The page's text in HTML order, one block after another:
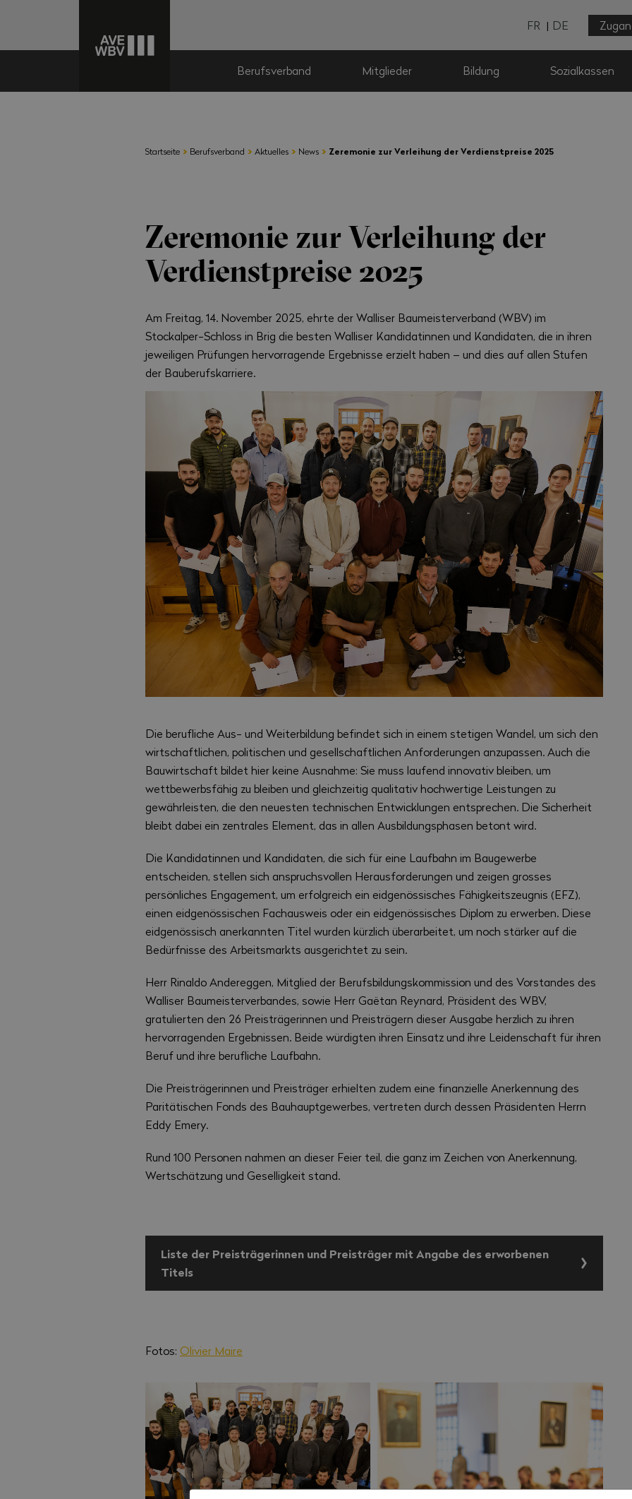
FR DE
Berufsverband Mitglieder Bildung Sozialkassen
Startseite › Berufsverband › Aktuelles › News › Zeremonie zur Verleihung der Verdienstpreise 2025
Zeremonie zur Verleihung der
Verdienstpreise 2025
Am Freitag, 14. November 2025, ehrte der Walliser Baumeisterverband (WBV) im
Stockalper-Schloss in Brig die besten Walliser Kandidatinnen und Kandidaten, die in ihren
jeweiligen Prüfungen hervorragende Ergebnisse erzielt haben – und dies auf allen Stufen
der Bauberufskarriere.
Die berufliche Aus- und Weiterbildung befindet sich in einem stetigen Wandel, um sich den
wirtschaftlichen, politischen und gesellschaftlichen Anforderungen anzupassen. Auch die
Bauwirtschaft bildet hier keine Ausnahme: Sie muss laufend innovativ bleiben, um
wettbewerbsfähig zu bleiben und gleichzeitig qualitativ hochwertige Leistungen zu
gewährleisten, die den neuesten technischen Entwicklungen entsprechen. Die Sicherheit
bleibt dabei ein zentrales Element, das in allen Ausbildungsphasen betont wird.
Die Kandidatinnen und Kandidaten, die sich für eine Laufbahn im Baugewerbe
entscheiden, stellen sich anspruchsvollen Herausforderungen und zeigen grosses
persönliches Engagement, um erfolgreich ein eidgenössisches Fähigkeitszeugnis (EFZ),
einen eidgenössischen Fachausweis oder ein eidgenössisches Diplom zu erwerben. Diese
eidgenössisch anerkannten Titel wurden kürzlich überarbeitet, um noch stärker auf die
Bedürfnisse des Arbeitsmarkts ausgerichtet zu sein.
Herr Rinaldo Andereggen, Mitglied der Berufsbildungskommission und des Vorstandes des
Walliser Baumeisterverbandes, sowie Herr Gaëtan Reynard, Präsident des WBV,
gratulierten den 26 Preisträgerinnen und Preisträgern dieser Ausgabe herzlich zu ihren
hervorragenden Ergebnissen. Beide würdigten ihren Einsatz und ihre Leidenschaft für ihren
Beruf und ihre berufliche Laufbahn.
Die Preisträgerinnen und Preisträger erhielten zudem eine finanzielle Anerkennung des
Paritätischen Fonds des Bauhauptgewerbes, vertreten durch dessen Präsidenten Herrn
Eddy Emery.
Rund 100 Personen nahmen an dieser Feier teil, die ganz im Zeichen von Anerkennung,
Wertschätzung und Geselligkeit stand.
Liste der Preisträgerinnen und Preisträger mit Angabe des erworbenen
Titels
Cedric Schaller, Maurer EFZ
Aaron Steiner, Maurer EFZ
Christophe Gougat, Strassenbauer EFZ
Antoine Dierckx, Maurer EFZ gemäss Art. 32
Fabrizio Pagano, Maurer EFZ gemäss Art. 32
Fotos: Olivier Maire